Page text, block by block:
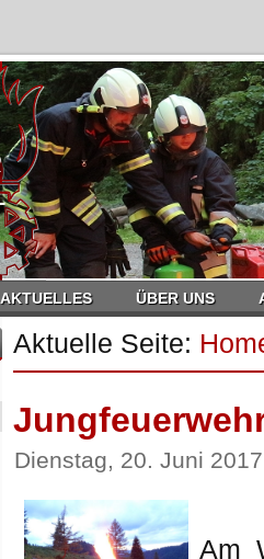
AKTUELLES ÜBER UNS
Aktuelle Seite:
Dienstag, 20. Juni
Am